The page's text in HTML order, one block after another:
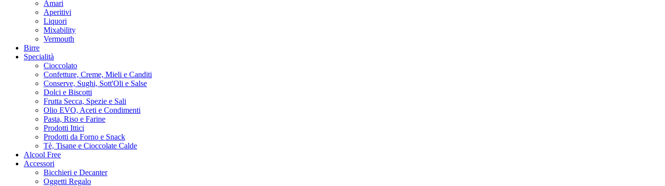
Amari
Aperitivi
Liquori
Mixability
Vermouth
Birre
Specialità
Cioccolato
Confetture, Creme, Mieli e Canditi
Conserve, Sughi, Sott'Oli e Salse
Dolci e Biscotti
Frutta Secca, Spezie e Sali
Olio EVO, Aceti e Condimenti
Pasta, Riso e Farine
Prodotti Ittici
Prodotti da Forno e Snack
Tè, Tisane e Cioccolate Calde
Alcool Free
Accessori
Bicchieri e Decanter
Oggetti Regalo